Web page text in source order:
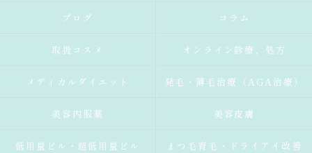
ブログ コラム
取扱コスメ オンライン診療、処方
メディカルダイエット 発毛・薄毛治療（AGA治療）
美容内服薬 美容皮膚
低用量ピル・超低用量ピル まつ毛育毛・ドライアイ改善